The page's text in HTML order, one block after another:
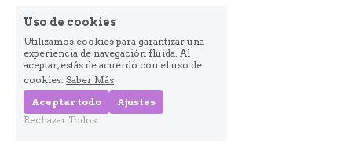
Uso de cookies
Utilizamos cookies para garantizar una
experiencia de navegación fluida. Al
aceptar, estás de acuerdo con el uso de
cookies. Saber Más
Aceptar todo
Ajustes
Rechazar Todos